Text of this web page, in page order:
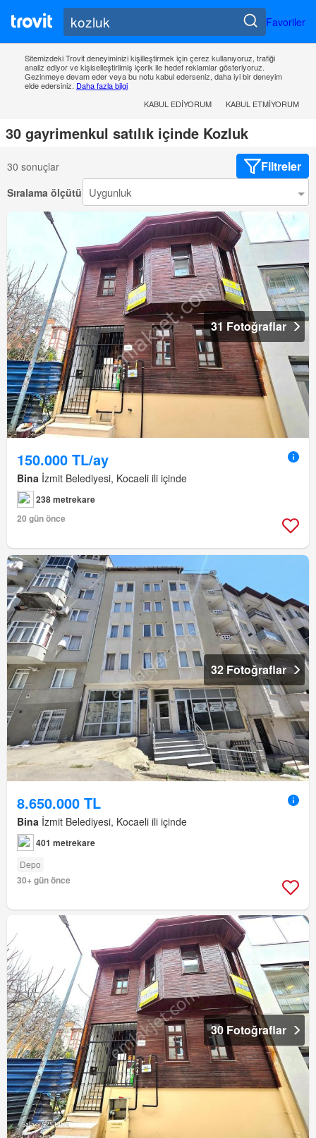
Favoriler
Sitemizdeki Trovit deneyiminizi kişilleştirmek için çerez kullanıyoruz, trafiği
analiz ediyor ve kişiselleştirilmiş içerik ile hedef reklamlar gösteriyoruz.
Gezinmeye devam eder veya bu notu kabul ederseniz, daha iyi bir deneyim
elde edersiniz. Daha fazla bilgi
KABUL EDIYORUM
KABUL ETMIYORUM
30 gayrimenkul satılık içinde Kozluk
30 sonuçlar Filtreler
Sıralama ölçütü
31 Fotoğraflar
150.000 TL/ay
Bina İzmit Belediyesi, Kocaeli ili içinde
238 metrekare
20 gün önce
32 Fotoğraflar
8.650.000 TL
Bina İzmit Belediyesi, Kocaeli ili içinde
401 metrekare
Depo
30+ gün önce
30 Fotoğraflar